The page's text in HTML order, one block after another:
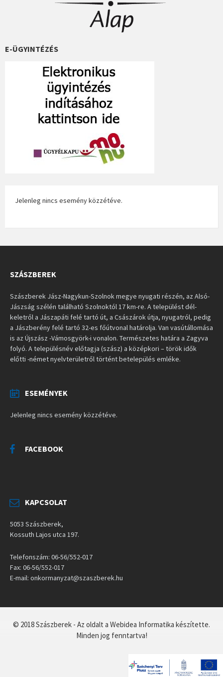
E-ÜGYINTÉZÉS
Jelenleg nincs esemény közzétéve.
SZÁSZBEREK
Szászberek Jász-Nagykun-Szolnok megye nyugati részén, az Alsó-
Jászság szélén található Szolnoktól 17 km-re. A települést dél-
keletről a Jászapáti felé tartó út, a Császárok útja, nyugatról, pedig
a Jászberény felé tartó 32-es főútvonal határolja. Van vasútállomása
is az Újszász -Vámosgyörk-i vonalon. Természetes határa a Zagyva
folyó. A településnév előtagja (szász) a középkori – török idők
előtti -német nyelvterületről történt betelepülés emléke.
ESEMÉNYEK
Jelenleg nincs esemény közzétéve.
FACEBOOK
KAPCSOLAT
5053 Szászberek,
Kossuth Lajos utca 197.
Telefonszám: 06-56/552-017
Fax: 06-56/552-017
E-mail: onkormanyzat@szaszberek.hu
© 2018 Szászberek - Az oldalt a Webidea Informatika készítette.
Minden jog fenntartva!